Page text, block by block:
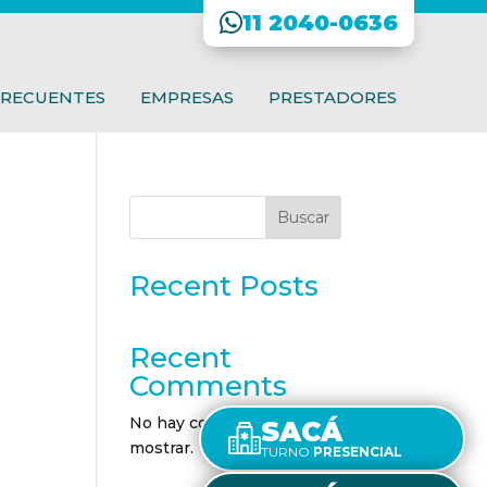
11 2040-0636
EMPRESAS PRESTADORES
Buscar
Recent Posts
Recent
Comments
No hay comentarios que
mostrar.
SACÁ
TURNO PRESENCIAL